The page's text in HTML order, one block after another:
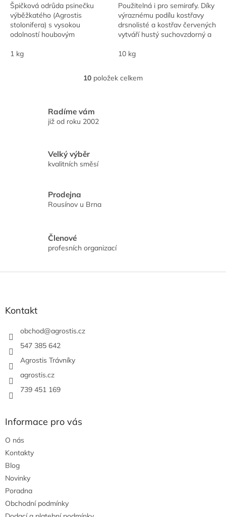
Špičková odrůda psinečku
výběžkatého (Agrostis
stolonifera) s vysokou
odolností houbovým
roční. Množení v USA. Ideální
1 kg
Použitelná i pro semirafy. Díky
výraznému podílu kostřavy
drsnolisté a kostřav červených
vytváří hustý suchovzdorný a
nenáročný na živiny. Na přání
10 kg
O
s
10 položek celkem
Radíme vám
již od roku 2002
Velký výběr
kvalitních směsí
Prodejna
Rousínov u Brna
Členové
profesních organizací
Kontakt
obchod@agrostis.cz
547 385 642
Agrostis Trávníky
agrostis.cz
739 451 169
Informace pro vás
O nás
Kontakty
Blog
Novinky
Poradna
Obchodní podmínky